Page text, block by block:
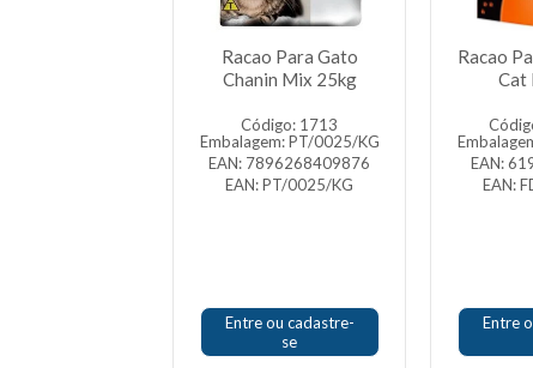
Racao Para Gato
Chanin Mix 25kg
Código: 1713
Embalagem: PT/0025/KG
EAN: 7896268409876
EAN: PT/0025/KG
Entre ou cadastre-
se
Racao
Cat
EAN:
EAN:
Entre